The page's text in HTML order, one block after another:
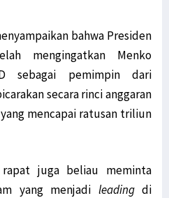
bahwa Presiden
mengingatkan Menko
sebagai pemimpin dari
secara rinci anggaran
mencapai ratusan triliun
juga beliau meminta
yang menjadi leadingdi